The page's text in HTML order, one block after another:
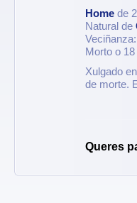
Home de
Natural de
Veciñanza:
Morto o
Xulgado
de morte.
Queres